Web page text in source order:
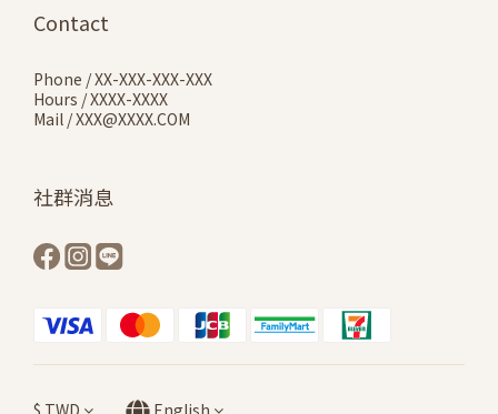
Contact
Phone / XX-XXX-XXX-XXX
Hours / XXXX-XXXX
Mail / XXX@XXXX.COM
社群消息
$ TWD English